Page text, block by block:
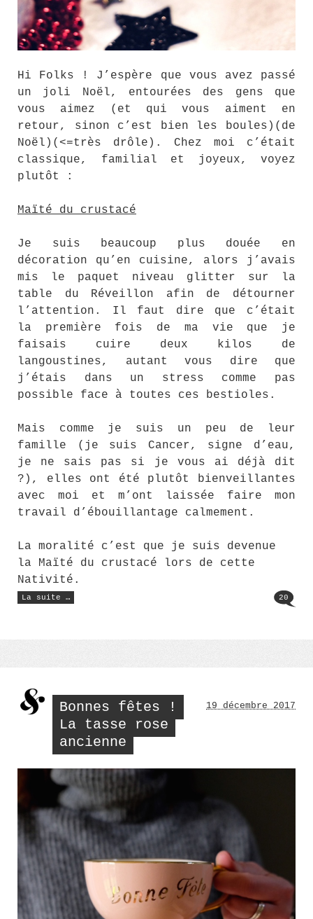
Hi Folks ! J’espère que vous avez passé
un joli Noël, entourées des gens que
vous aimez (et qui vous aiment en
retour, sinon c’est bien les boules)(de
Noël)(<=très drôle). Chez moi c’était
classique, familial et joyeux, voyez
plutôt :
Maïté du crustacé
Je suis beaucoup plus douée en
décoration qu’en cuisine, alors j’avais
mis le paquet niveau glitter sur la
table du Réveillon afin de détourner
l’attention. Il faut dire que c’était
la première fois de ma vie que je
faisais cuire deux kilos de
langoustines, autant vous dire que
j’étais dans un stress comme pas
possible face à toutes ces bestioles.
Mais comme je suis un peu de leur
famille (je suis Cancer, signe d’eau,
je ne sais pas si je vous ai déjà dit
?), elles ont été plutôt bienveillantes
avec moi et m’ont laissée faire mon
travail d’ébouillantage calmement.
La moralité c’est que je suis devenue
la Maïté du crustacé lors de cette
Nativité.
La suite …
« En
vrac
20
Bonnes fêtes !
La tasse rose
ancienne
19 décembre 2017